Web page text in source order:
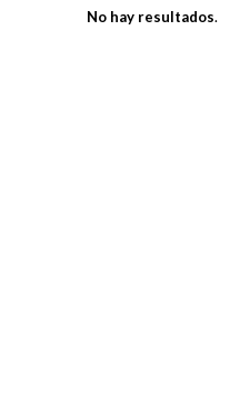
No hay resultados.